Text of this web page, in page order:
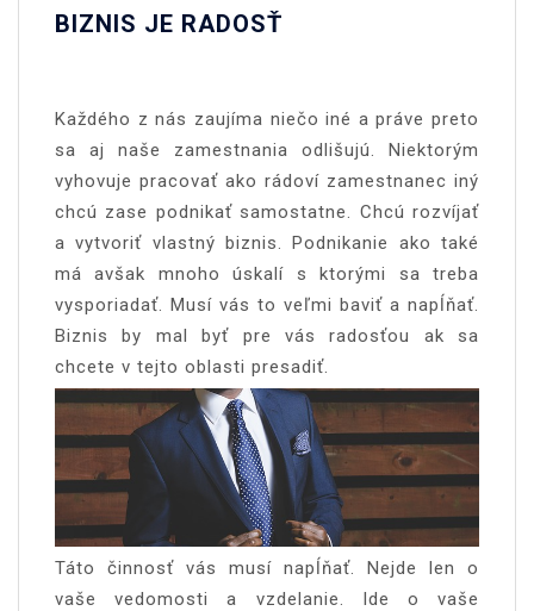
BIZNIS JE RADOSŤ
Každého z nás zaujíma niečo iné a práve preto
sa aj naše zamestnania odlišujú. Niektorým
vyhovuje pracovať ako rádoví zamestnanec iný
chcú zase podnikať samostatne. Chcú rozvíjať
a vytvoriť vlastný biznis. Podnikanie ako také
má avšak mnoho úskalí s ktorými sa treba
vysporiadať. Musí vás to veľmi baviť a napĺňať.
Biznis
by mal byť pre vás radosťou ak sa
chcete v tejto oblasti presadiť.
Táto činnosť vás musí napĺňať. Nejde len o
vaše vedomosti a vzdelanie. Ide o vaše